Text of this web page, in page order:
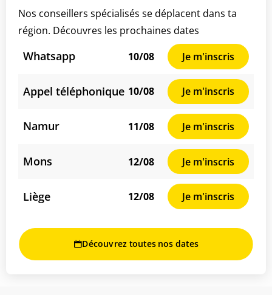
Nos conseillers spécialisés se déplacent dans ta
région. Découvres les prochaines dates
Whatsapp 10/08 Je m'inscris
Appel téléphonique 10/08 Je m'inscris
Namur 11/08 Je m'inscris
Mons 12/08 Je m'inscris
Liège 12/08 Je m'inscris
Découvrez toutes nos dates